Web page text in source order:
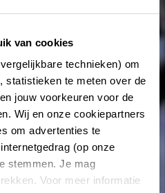
van cookies
technieken) om
statistieken te meten over de
jouw voorkeuren voor de
Wij en onze cookiepartners
om advertenties te
(op onze
stemmen. Je mag
Voor meer informatie